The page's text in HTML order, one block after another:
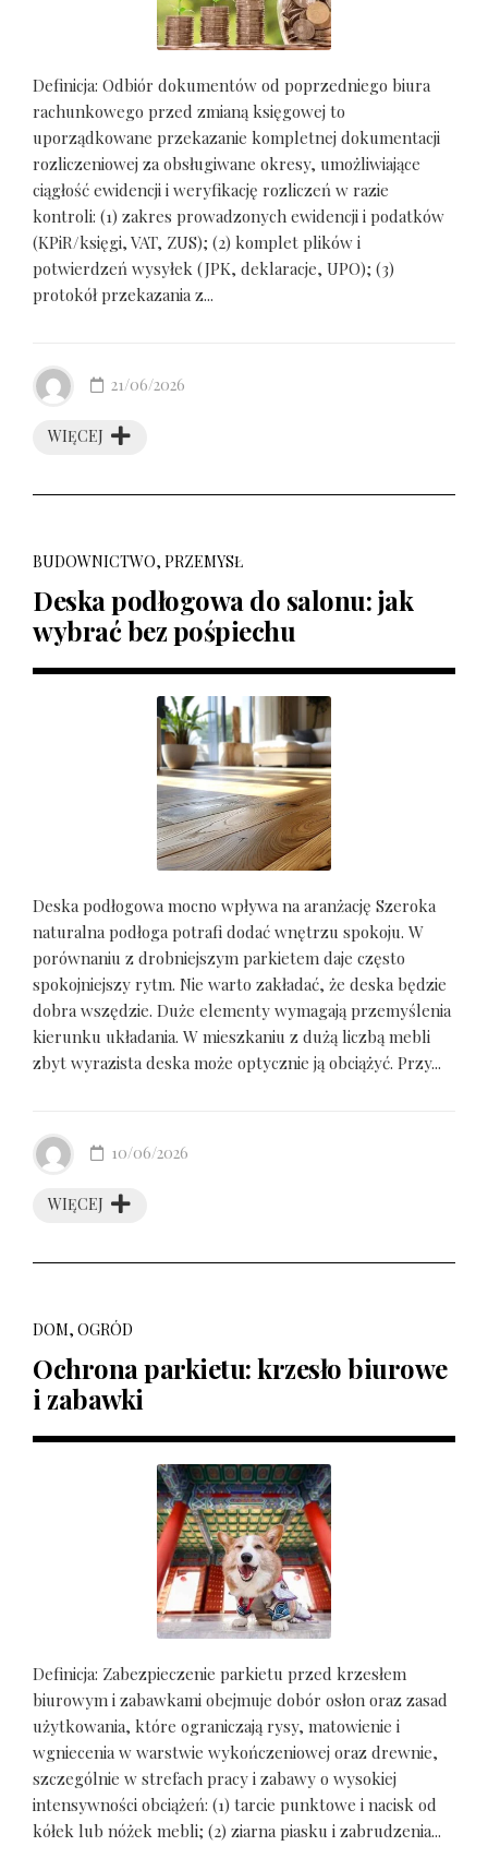
Definicja: Odbiór dokumentów od poprzedniego biura
rachunkowego przed zmianą księgowej to
uporządkowane przekazanie kompletnej dokumentacji
rozliczeniowej za obsługiwane okresy, umożliwiające
ciągłość ewidencji i weryfikację rozliczeń w razie
kontroli: (1) zakres prowadzonych ewidencji i podatków
(KPiR/księgi, VAT, ZUS); (2) komplet plików i
potwierdzeń wysyłek (JPK, deklaracje, UPO); (3)
protokół przekazania z...
WIĘCEJ
21/06/2026
BUDOWNICTWO, PRZEMYSŁ
Deska podłogowa do salonu: jak
wybrać bez pośpiechu
Deska podłogowa mocno wpływa na aranżację Szeroka
naturalna podłoga potrafi dodać wnętrzu spokoju. W
porównaniu z drobniejszym parkietem daje często
spokojniejszy rytm. Nie warto zakładać, że deska będzie
dobra wszędzie. Duże elementy wymagają przemyślenia
kierunku układania. W mieszkaniu z dużą liczbą mebli
zbyt wyrazista deska może optycznie ją obciążyć. Przy...
WIĘCEJ
10/06/2026
DOM, OGRÓD
Ochrona parkietu: krzesło biurowe
i zabawki
Definicja: Zabezpieczenie parkietu przed krzesłem
biurowym i zabawkami obejmuje dobór osłon oraz zasad
użytkowania, które ograniczają rysy, matowienie i
wgniecenia w warstwie wykończeniowej oraz drewnie,
szczególnie w strefach pracy i zabawy o wysokiej
intensywności obciążeń: (1) tarcie punktowe i nacisk od
kółek lub nóżek mebli; (2) ziarna piasku i zabrudzenia...